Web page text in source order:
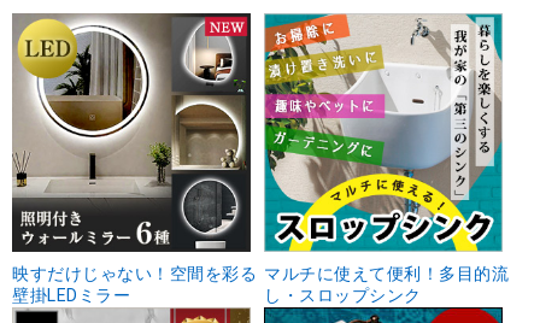
映すだけじゃない！空間を彩る
壁掛LEDミラー
マルチに使えて便利！多目的流
し・スロップシンク